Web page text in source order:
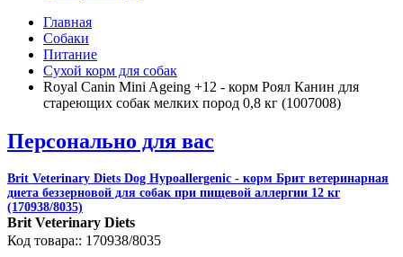
Главная
Собаки
Питание
Сухой корм для собак
Royal Canin Mini Ageing +12 - корм Роял Канин для
стареющих собак мелких пород 0,8 кг (1007008)
Персонально для вас
Brit Veterinary Diets Dog Hypoallergenic - корм Брит ветеринарная
диета беззерновой для собак при пищевой аллергии 12 кг
(170938/8035)
Brit Veterinary Diets
170938/8035